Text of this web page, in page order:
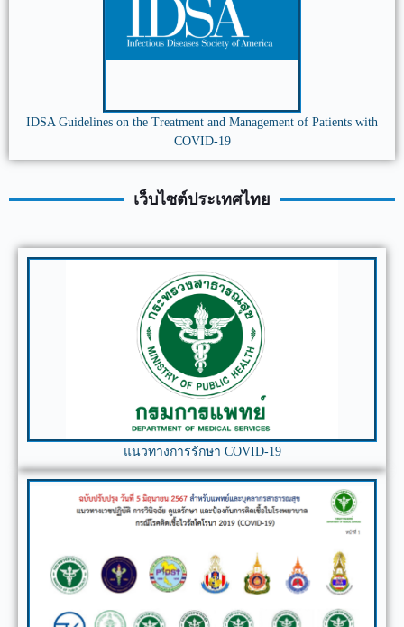
IDSA Guidelines on the Treatment and Management of Patients with
COVID-19
เว็บไซต์ประเทศไทย
แนวทางการรักษา COVID-19